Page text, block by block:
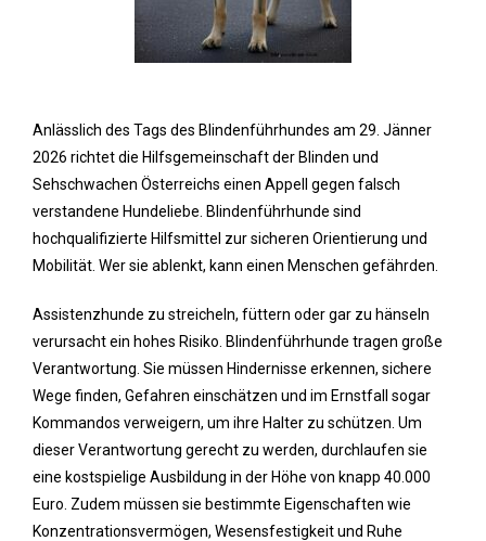
Anlässlich des Tags des Blindenführhundes am 29. Jänner
2026 richtet die Hilfsgemeinschaft der Blinden und
Sehschwachen Österreichs einen Appell gegen falsch
verstandene Hundeliebe. Blindenführhunde sind
hochqualifizierte Hilfsmittel zur sicheren Orientierung und
Mobilität. Wer sie ablenkt, kann einen Menschen gefährden.
Assistenzhunde zu streicheln, füttern oder gar zu hänseln
verursacht ein hohes Risiko. Blindenführhunde tragen große
Verantwortung. Sie müssen Hindernisse erkennen, sichere
Wege finden, Gefahren einschätzen und im Ernstfall sogar
Kommandos verweigern, um ihre Halter zu schützen. Um
dieser Verantwortung gerecht zu werden, durchlaufen sie
eine kostspielige Ausbildung in der Höhe von knapp 40.000
Euro. Zudem müssen sie bestimmte Eigenschaften wie
Konzentrationsvermögen, Wesensfestigkeit und Ruhe